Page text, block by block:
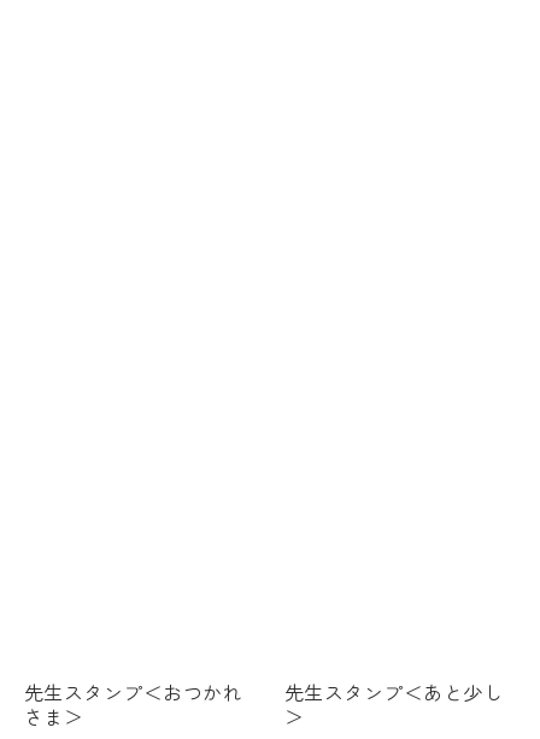
先生スタンプ＜おつかれ
さま＞
先生スタンプ＜あと少し
＞